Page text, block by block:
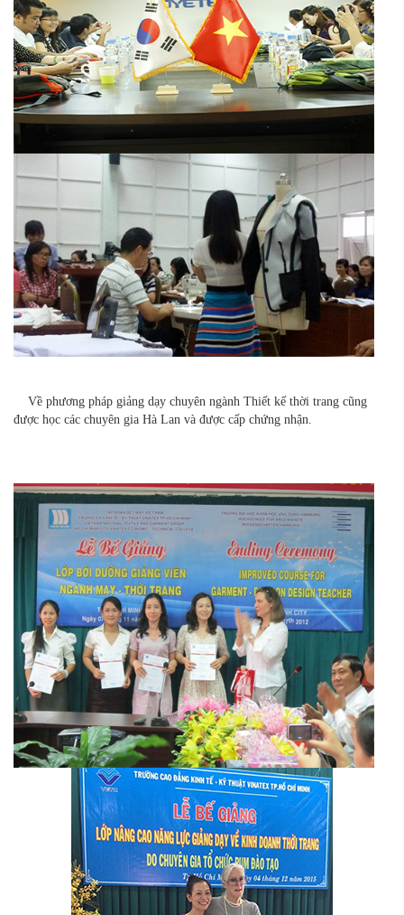
Về phương pháp giảng dạy chuyên ngành Thiết kế thời trang cũng
được học các chuyên gia Hà Lan và được cấp chứng nhận.